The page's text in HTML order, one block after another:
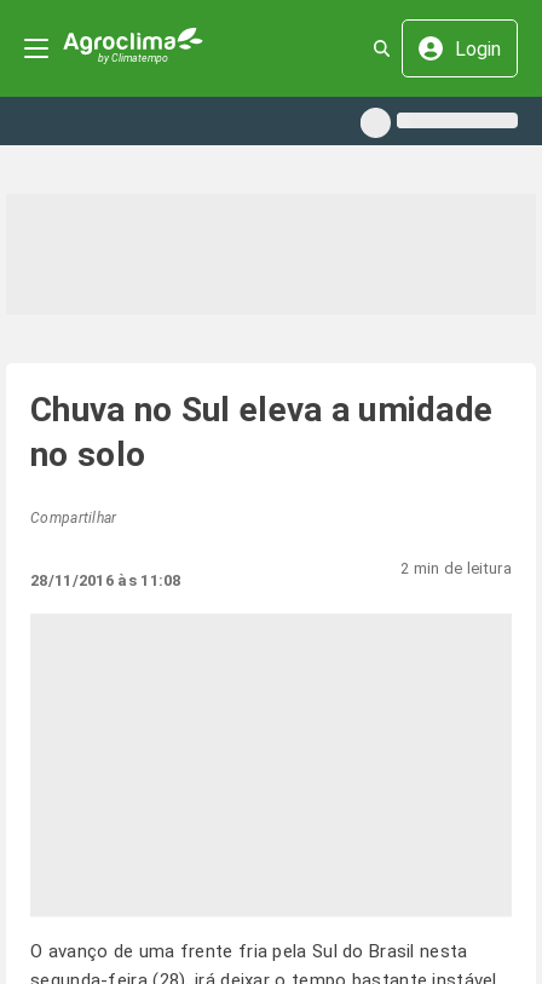
Login
Chuva no Sul eleva a umidade
no solo
Compartilhar
28/11/2016 às 11:08
2 min de leitura
O avanço de uma frente fria pela Sul do Brasil nesta